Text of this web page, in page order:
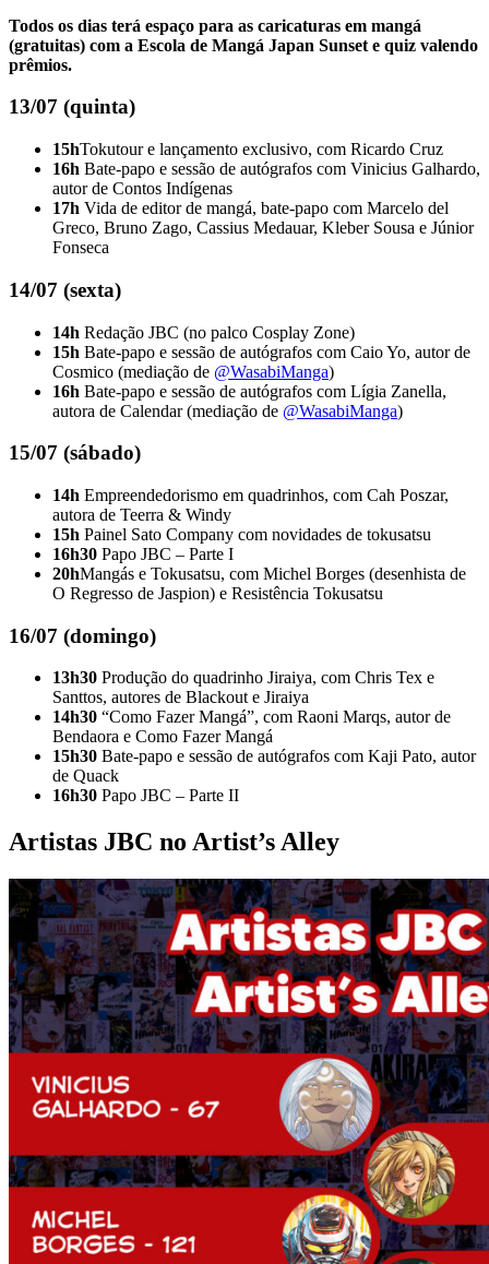
Todos os dias terá espaço para as caricaturas em mangá
(gratuitas) com a Escola de Mangá Japan Sunset e quiz valendo
prêmios.
13/07 (quinta)
15hTokutour e lançamento exclusivo, com Ricardo Cruz
16h Bate-papo e sessão de autógrafos com Vinicius Galhardo,
autor de Contos Indígenas
17h Vida de editor de mangá, bate-papo com Marcelo del
Greco, Bruno Zago, Cassius Medauar, Kleber Sousa e Júnior
Fonseca
14/07 (sexta)
14h Redação JBC (no palco Cosplay Zone)
15h Bate-papo e sessão de autógrafos com Caio Yo, autor de
Cosmico (mediação de @‌WasabiManga)
16h Bate-papo e sessão de autógrafos com Lígia Zanella,
autora de Calendar (mediação de @‌WasabiManga)
15/07 (sábado)
14h Empreendedorismo em quadrinhos, com Cah Poszar,
autora de Teerra & Windy
15h Painel Sato Company com novidades de tokusatsu
16h30 Papo JBC – Parte I
20hMangás e Tokusatsu, com Michel Borges (desenhista de
O Regresso de Jaspion) e Resistência Tokusatsu
16/07 (domingo)
13h30 Produção do quadrinho Jiraiya, com Chris Tex e
Santtos, autores de Blackout e Jiraiya
14h30 “Como Fazer Mangá”, com Raoni Marqs, autor de
Bendaora e Como Fazer Mangá
15h30 Bate-papo e sessão de autógrafos com Kaji Pato, autor
de Quack
16h30 Papo JBC – Parte II
Artistas JBC no Artist’s Alley